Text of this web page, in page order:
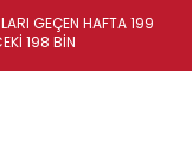
GEÇEN HAFTA 199
198 BİN